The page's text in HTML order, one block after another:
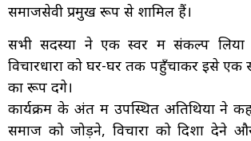
समाजसेवी प्रमुख रूप से शामिल हैं।
सभी सदस्यों ने एक स्वर में संकल्प लिया
विचारधारा को घर-घर तक पहुँचाकर इसे
का रूप देंगे।
कार्यक्रम के अंत में उपस्थित अतिथियों ने
समाज को जोड़ने, विचारों को दिशा देने